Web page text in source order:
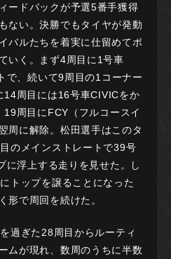
ードバックが予選5番手獲得
ない。決勝でもタイヤが発動
バルたちを着実に仕留めてポ
いく。まず4周目に1号車
で、続いて9周目の1コーナー
14周目には16号車CIVICをか
周目にFCY（フルコースイ
周に解除。松田選手はこのタ
のメインストレートで39号
に浮上する走りを見せた。し
トップを譲ることになった
形で周回を続けた。
過ぎた28周目からルーティ
ムが現れ、数周のうちに半数